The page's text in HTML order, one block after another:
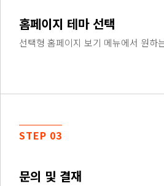
홈페이지 테마 선택
선택형 홈페이지 보기 메뉴에서 원하
STEP 03
문의 및 결재